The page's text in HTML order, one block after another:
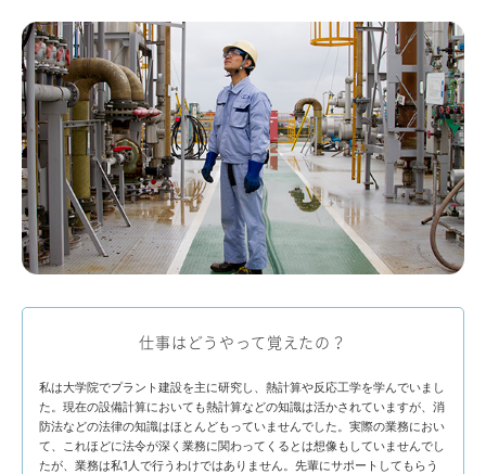
仕事はどうやって覚えたの？
私は大学院でプラント建設を主に研究し、熱計算や反応工学を学んでいまし
た。現在の設備計算においても熱計算などの知識は活かされていますが、消
防法などの法律の知識はほとんどもっていませんでした。実際の業務におい
て、これほどに法令が深く業務に関わってくるとは想像もしていませんでし
たが、業務は私1人で行うわけではありません。先輩にサポートしてもらう